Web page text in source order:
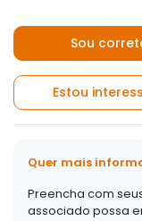
Sou
Estou
Quer mais
Preencha com
associado possa